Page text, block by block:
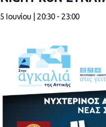
5 Ιουνίου | 20:30- 23:00